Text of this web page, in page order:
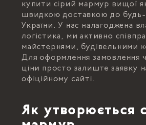
купити сірий мармур вищої
швидкою доставкою до будь-
України. У нас налагоджена
логістика, ми активно
майстернями, будівельними
Для оформлення замовлення
ціни просто залиште заявку
офіційному сайті.
Як утворюється